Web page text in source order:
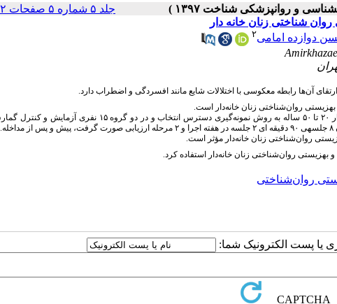
جلد ۵ شماره ۵ صفحات ۵۲-۴۳
شناختی زنان خانه دار
دوازده امامی۲
آن‌ها رابطه معکوسی با اختلالات شایع مانند افسردگی و اضطراب دارد.
روان‌شناختی زنان خانه‌دار است.
پژوهش نیمه آزمایشی با پیش و پس‌آزمون و گروه کنترل، نمونه ۳۰ زن خانه دار ۲۰ تا ۵۰ ساله به روش نمونه‌گیری دسترس انتخاب و در دو
روان‌شناختی زنان خانه‌دار مؤثر است.
بهزیستی روان‌شناختی زنان خانه‌دار استفاده کرد.
روان‌شناختی
یا پست الکترونیک شما: